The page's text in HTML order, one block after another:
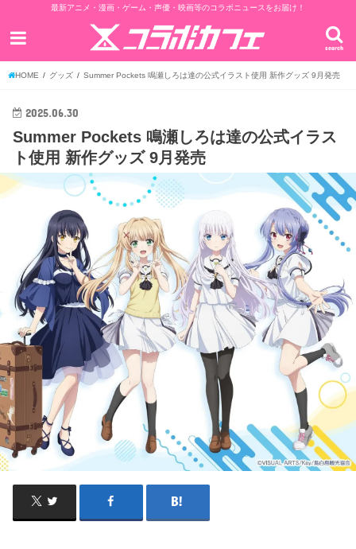
最新アニメ・漫画・ゲーム・声優・映画等のコラボニュースをお届け！
search
HOME グッズ Summer Pockets 鳴瀬しろは達の公式イラスト使用 新作グッズ 9月発売
2025.06.30
Summer Pockets 鳴瀬しろは達の公式イラス
ト使用 新作グッズ 9月発売